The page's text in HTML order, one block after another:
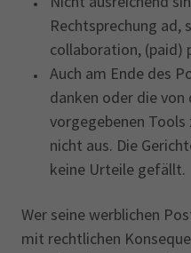
Rechtsprechung ad,
collaboration, (paid)
Auch am Ende des
danken oder die
vorgegebenen
nicht aus. Die
keine Urteile gefällt.
Wer seine werblichen
mit rechtlichen